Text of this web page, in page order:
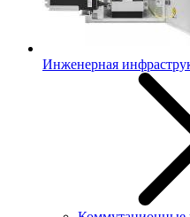
Инженерная